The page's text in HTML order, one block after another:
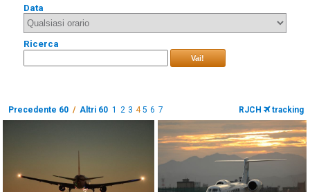
Data
Ricerca
Vai!
Precedente 60 / Altri 60 1 2 3 45 6 7 RJCH tracking